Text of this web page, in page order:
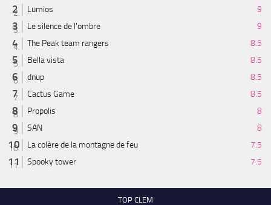
Lumios
9
Le silence de l'ombre
9
The Peak team rangers
8.5
Bella vista
8.5
dnup
8.5
Cactus Game
8.5
Propolis
8
SAN
8
La colère de la montagne de feu
7.5
Spooky tower
7.5
TOP CLEM